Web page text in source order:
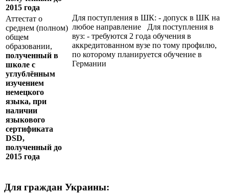
2015 года
Для поступления в ШК: - допуск в ШК на
любое направление Для поступления в
вуз: - требуются 2 года обучения в
аккредитованном вузе по тому профилю,
по которому планируется обучение в
Германии
Аттестат о
среднем (полном)
общем
образовании,
полученный в
школе с
углублённым
изучением
немецкого
языка, при
наличии
языкового
сертификата
DSD,
полученный до
2015 года
Для граждан Украины: